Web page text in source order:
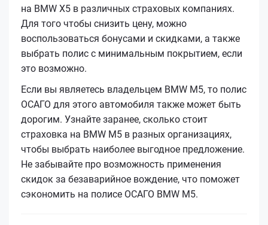
на BMW X5 в различных страховых компаниях.
Для того чтобы снизить цену, можно
воспользоваться бонусами и скидками, а также
выбрать полис с минимальным покрытием, если
это возможно.
Если вы являетесь владельцем BMW M5, то полис
ОСАГО для этого автомобиля также может быть
дорогим. Узнайте заранее, сколько стоит
страховка на BMW M5 в разных организациях,
чтобы выбрать наиболее выгодное предложение.
Не забывайте про возможность применения
скидок за безаварийное вождение, что поможет
сэкономить на полисе ОСАГО BMW M5.